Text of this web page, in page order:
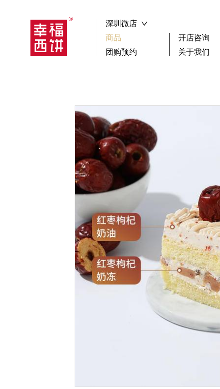
深圳微店
商品
团购预约
开店咨询
关于我们
选择区域
热门城市
深圳市 广州市
小蛋糕款
女神蛋糕
儿童蛋糕
男神蛋糕
确 认